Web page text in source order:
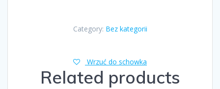
Category: Bez kategorii
Wrzuć do schowka
Related products